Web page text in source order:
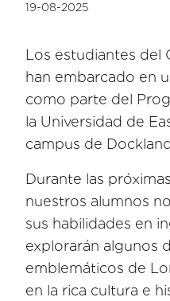
19-08-2025
Los estudiantes del
han embarcado en
como parte del
la Universidad de
campus de
Durante las
nuestros alumnos
sus habilidades en
explorarán algunos
emblemáticos de
en la rica cultura e